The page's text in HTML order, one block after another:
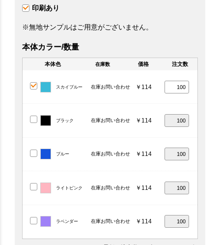
印刷あり
※無地サンプルはご用意がございません。
本体カラー/数量
本体色 在庫数 価格 注文数
スカイブルー 在庫お問い合わせ ￥114
ブラック 在庫お問い合わせ ￥114
ブルー 在庫お問い合わせ ￥114
ライトピンク 在庫お問い合わせ ￥114
ラベンダー 在庫お問い合わせ ￥114